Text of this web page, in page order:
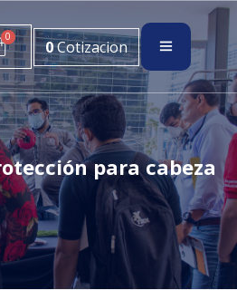
0Cotizacion
para cabeza